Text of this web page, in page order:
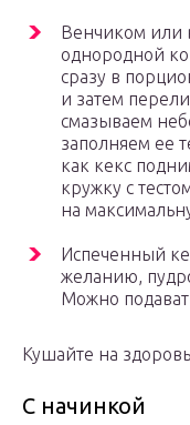
Венчиком или
однородной
сразу в
и затем
смазываем
заполняем ее
как кекс
кружку с
на
Испеченный
желанию,
Можно
Кушайте на
С начинкой